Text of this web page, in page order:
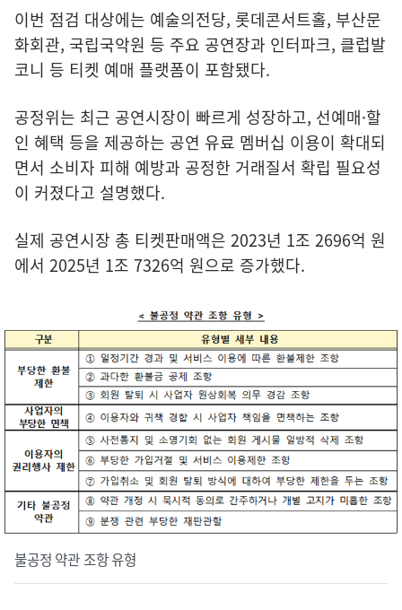
이번 점검 대상에는 예술의전당, 롯데콘서트홀, 부산문
화회관, 국립국악원 등 주요 공연장과 인터파크, 클럽발
코니 등 티켓 예매 플랫폼이 포함됐다.
공정위는 최근 공연시장이 빠르게 성장하고, 선예매·할
인 혜택 등을 제공하는 공연 유료 멤버십 이용이 확대되
면서 소비자 피해 예방과 공정한 거래질서 확립 필요성
이 커졌다고 설명했다.
실제 공연시장 총 티켓판매액은 2023년 1조 2696억 원
에서 2025년 1조 7326억 원으로 증가했다.
불공정 약관 조항 유형